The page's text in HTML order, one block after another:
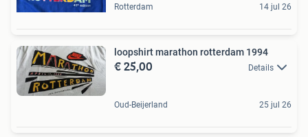
Rotterdam 14 jul 26
loopshirt marathon rotterdam 1994
€ 25,00 Details
Oud-Beijerland 25 jul 26